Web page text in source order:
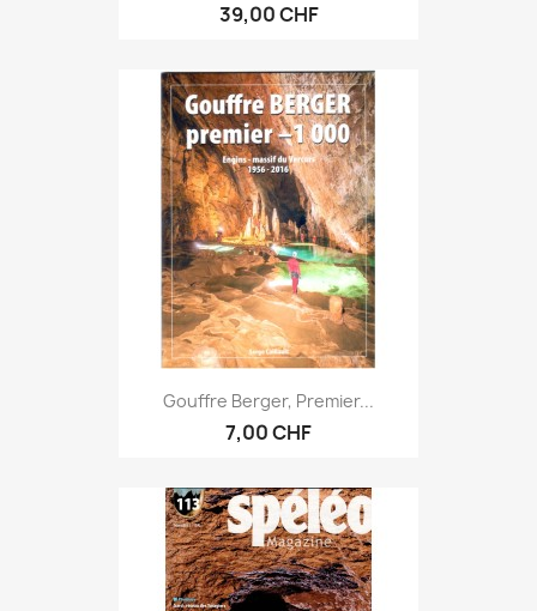
39,00 CHF
Gouffre Berger, Premier...
7,00 CHF